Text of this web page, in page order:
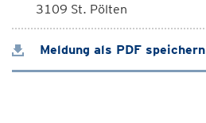
3109 St. Pölten
Meldung als PDF speichern